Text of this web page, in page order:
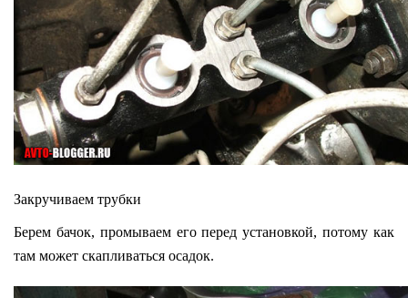
Закручиваем трубки
Берем бачок, промываем его перед установкой, потому как
там может скапливаться осадок.